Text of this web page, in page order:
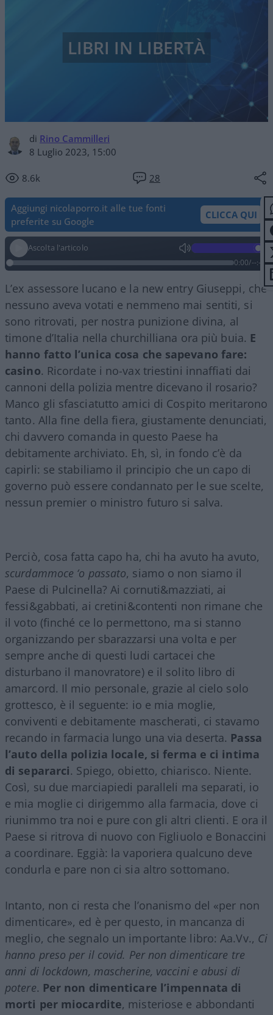
di Rino Cammilleri
8 Luglio 2023, 15:00
8.6k 28
LIBRI IN LIBERTÀ
Aggiungi nicolaporro.it alle tue fonti
preferite su Google
CLICCA QUI
Ascolta l'articolo
0:00/--:--
L’ex assessore lucano e la new entry Giuseppi, che
nessuno aveva votati e nemmeno mai sentiti, si
sono ritrovati, per nostra punizione divina, al
timone d’Italia nella churchilliana ora più buia. E
hanno fatto l’unica cosa che sapevano fare:
casino. Ricordate i no-vax triestini innaffiati dai
cannoni della polizia mentre dicevano il rosario?
Manco gli sfasciatutto amici di Cospito meritarono
tanto. Alla fine della fiera, giustamente denunciati,
chi davvero comanda in questo Paese ha
debitamente archiviato. Eh, sì, in fondo c’è da
capirli: se stabiliamo il principio che un capo di
governo può essere condannato per le sue scelte,
nessun premier o ministro futuro si salva.
Perciò, cosa fatta capo ha, chi ha avuto ha avuto,
scurdammoce ‘o passato, siamo o non siamo il
Paese di Pulcinella? Ai cornuti&mazziati, ai
fessi&gabbati, ai cretini&contenti non rimane che
il voto (finché ce lo permettono, ma si stanno
organizzando per sbarazzarsi una volta e per
sempre anche di questi ludi cartacei che
disturbano il manovratore) e il solito libro di
amarcord. Il mio personale, grazie al cielo solo
grottesco, è il seguente: io e mia moglie,
conviventi e debitamente mascherati, ci stavamo
recando in farmacia lungo una via deserta. Passa
l’auto della polizia locale, si ferma e ci intima
di separarci. Spiego, obietto, chiarisco. Niente.
Così, su due marciapiedi paralleli ma separati, io
e mia moglie ci dirigemmo alla farmacia, dove ci
riunimmo tra noi e pure con gli altri clienti. E ora il
Paese si ritrova di nuovo con Figliuolo e Bonaccini
a coordinare. Eggià: la vaporiera qualcuno deve
condurla e pare non ci sia altro sottomano.
Intanto, non ci resta che l’onanismo del «per non
dimenticare», ed è per questo, in mancanza di
meglio, che segnalo un importante libro: Aa.Vv., Ci
hanno preso per il covid. Per non dimenticare tre
anni di lockdown, mascherine, vaccini e abusi di
potere. Per non dimenticare l’impennata di
morti per miocardite, misteriose e abbondanti